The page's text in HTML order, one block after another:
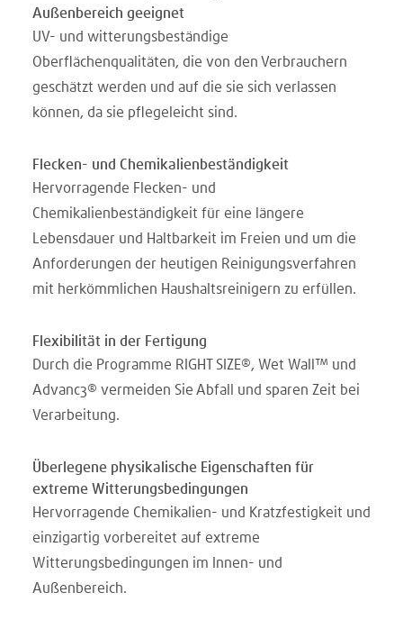
Außenbereich geeignet
UV- und witterungsbeständige
Oberflächenqualitäten, die von den Verbrauchern
geschätzt werden und auf die sie sich verlassen
können, da sie pflegeleicht sind.
Flecken- und Chemikalienbeständigkeit
Hervorragende Flecken- und
Chemikalienbeständigkeit für eine längere
Lebensdauer und Haltbarkeit im Freien und um die
Anforderungen der heutigen Reinigungsverfahren
mit herkömmlichen Haushaltsreinigern zu erfüllen.
Flexibilität in der Fertigung
Durch die Programme RIGHT SIZE®, Wet Wall™ und
Advanc3® vermeiden Sie Abfall und sparen Zeit bei
Verarbeitung.
Überlegene physikalische Eigenschaften für
extreme Witterungsbedingungen
Hervorragende Chemikalien- und Kratzfestigkeit und
einzigartig vorbereitet auf extreme
Witterungsbedingungen im Innen- und
Außenbereich.